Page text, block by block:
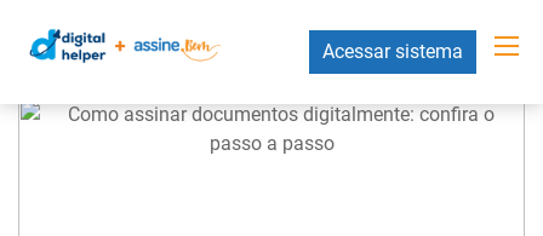
Acessar sistema